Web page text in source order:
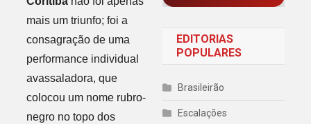
mais um triunfo; foi a
consagração de uma
performance individual
avassaladora, que
colocou um nome rubro-
negro no topo dos
EDITORIAS
POPULARES
Brasileirão
Escalações